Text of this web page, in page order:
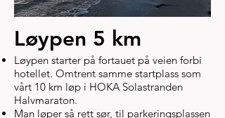
Løypen 5 km
Løypen starter på fortauet på veien forbi
hotellet. Omtrent samme startplass som
vårt 10 km løp i HOKA Solastranden
Halvmaraton.
Man løper så rett sør, til parkeringsplassen